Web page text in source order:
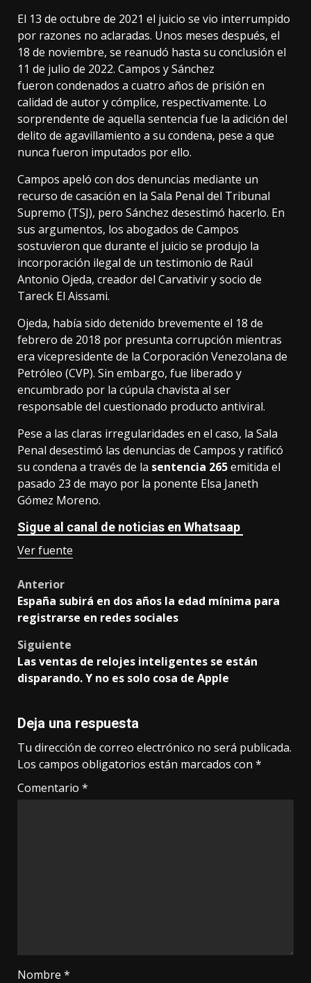
El 13 de octubre de 2021 el juicio se vio interrumpido
por razones no aclaradas. Unos meses después, el
18 de noviembre, se reanudó hasta su conclusión el
11 de julio de 2022. Campos y Sánchez
fueron condenados a cuatro años de prisión en
calidad de autor y cómplice, respectivamente. Lo
sorprendente de aquella sentencia fue la adición del
delito de agavillamiento a su condena, pese a que
nunca fueron imputados por ello.
Campos apeló con dos denuncias mediante un
recurso de casación en la Sala Penal del Tribunal
Supremo (TSJ), pero Sánchez desestimó hacerlo. En
sus argumentos, los abogados de Campos
sostuvieron que durante el juicio se produjo la
incorporación ilegal de un testimonio de Raúl
Antonio Ojeda, creador del Carvativir y socio de
Tareck El Aissami.
Ojeda, había sido detenido brevemente el 18 de
febrero de 2018 por presunta corrupción mientras
era vicepresidente de la Corporación Venezolana de
Petróleo (CVP). Sin embargo, fue liberado y
encumbrado por la cúpula chavista al ser
responsable del cuestionado producto antiviral.
Pese a las claras irregularidades en el caso, la Sala
Penal desestimó las denuncias de Campos y ratificó
su condena a través de la sentencia 265emitida el
pasado 23 de mayo por la ponente Elsa Janeth
Gómez Moreno.
Sigue al canal de noticias en Whatsaap
Ver fuente
Post
navigation
Anterior
España subirá en dos años la edad mínima para
registrarse en redes sociales
Siguiente
Las ventas de relojes inteligentes se están
disparando. Y no es solo cosa de Apple
Deja una respuesta
Tu dirección de correo electrónico no será publicada.
Los campos obligatorios están marcados con *
Comentario *
Nombre *